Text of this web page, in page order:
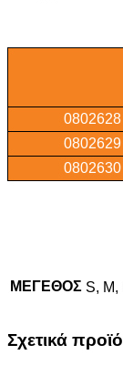
0802628
0802629
0802630
ΜΕΓΕΘΟΣ S, M,
Σχετικά